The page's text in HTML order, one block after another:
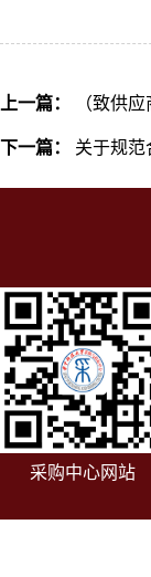
上一篇： （致供
下一篇： 关于规范
采购中心网站